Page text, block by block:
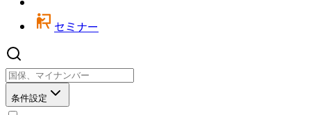
セミナー
条件設定